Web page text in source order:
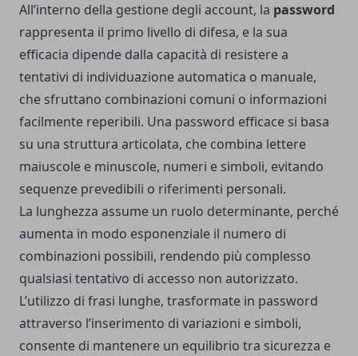
All’interno della gestione degli account, la password
rappresenta il primo livello di difesa, e la sua
efficacia dipende dalla capacità di resistere a
tentativi di individuazione automatica o manuale,
che sfruttano combinazioni comuni o informazioni
facilmente reperibili. Una password efficace si basa
su una struttura articolata, che combina lettere
maiuscole e minuscole, numeri e simboli, evitando
sequenze prevedibili o riferimenti personali.
La lunghezza assume un ruolo determinante, perché
aumenta in modo esponenziale il numero di
combinazioni possibili, rendendo più complesso
qualsiasi tentativo di accesso non autorizzato.
L’utilizzo di frasi lunghe, trasformate in password
attraverso l’inserimento di variazioni e simboli,
consente di mantenere un equilibrio tra sicurezza e